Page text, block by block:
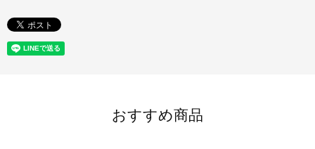
おすすめ商品